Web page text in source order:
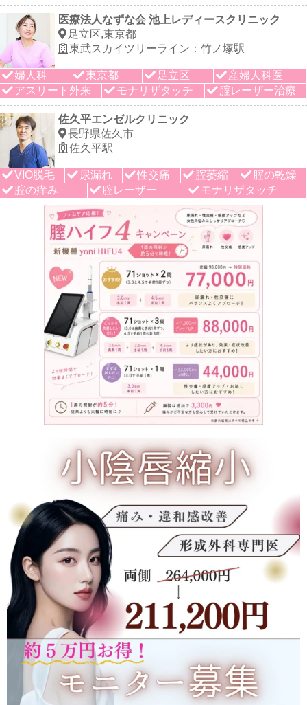
医療法人なずな会 池上レディースクリニック
足立区,東京都
東武スカイツリーライン：竹ノ塚駅
婦人科 東京都 足立区
産婦人科医
アスリート外来
モナリザタッチ 腟レーザー治療
佐久平エンゼルクリニック
長野県佐久市
佐久平駅
VIO脱毛 尿漏れ 性交痛 腟萎縮
腟の乾燥
腟の痒み
腟レーザー モナリザタッチ